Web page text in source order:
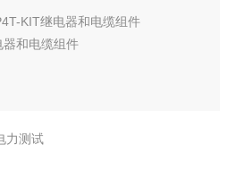
KIT继电器和电缆组件
器和电缆组件
力测试